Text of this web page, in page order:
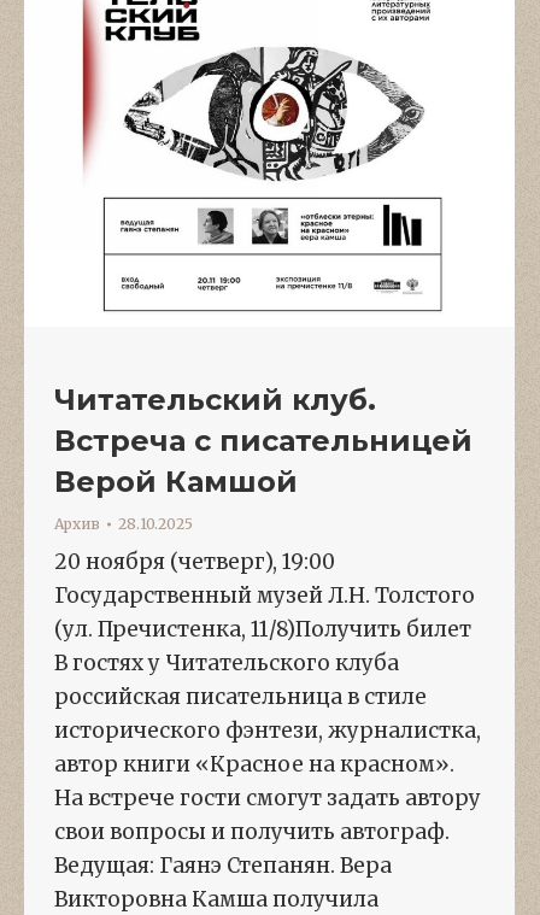
Читательский клуб.
Встреча с писательницей
Верой Камшой
Архив 28.10.2025
20 ноября (четверг), 19:00
Государственный музей Л.Н. Толстого
(ул. Пречистенка, 11/8)Получить билет
В гостях у Читательского клуба
российская писательница в стиле
исторического фэнтези, журналистка,
автор книги «Красное на красном».
На встрече гости смогут задать автору
свои вопросы и получить автограф.
Ведущая: Гаянэ Степанян. Вера
Викторовна Камша получила